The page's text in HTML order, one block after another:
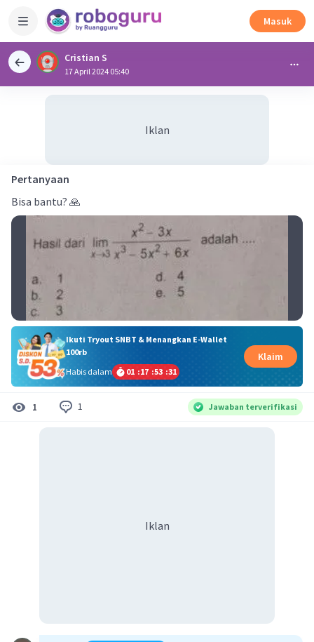
Masuk
Cristian S
17 April 2024 05:40
Iklan
Pertanyaan
Bisa bantu? 🙏
Ikuti Tryout SNBT & Menangkan E-Wallet
100rb
Habis dalam
01 :17 :53 :31
Klaim
1 1 Jawaban terverifikasi
Iklan